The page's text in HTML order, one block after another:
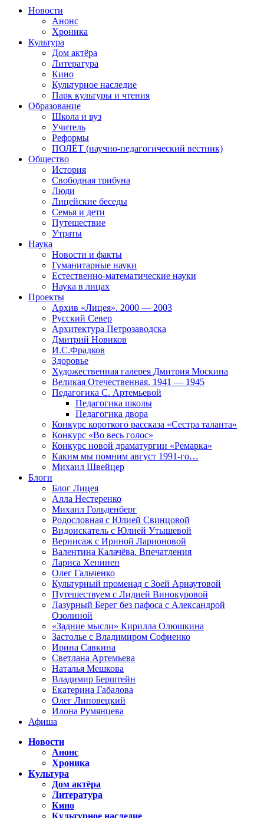
Новости
Анонс
Хроника
Культура
Дом актёра
Литература
Кино
Культурное наследие
Парк культуры и чтения
Образование
Школа и вуз
Учитель
Реформы
ПОЛЁТ (научно-педагогический вестник)
Общество
История
Свободная трибуна
Люди
Лицейские беседы
Семья и дети
Путешествие
Утраты
Наука
Новости и факты
Гуманитарные науки
Естественно-математические науки
Наука в лицах
Проекты
Архив «Лицея». 2000 — 2003
Русский Север
Архитектура Петрозаводска
Дмитрий Новиков
И.С.Фрадков
Здоровье
Художественная галерея Дмитрия Москина
Великая Отечественная. 1941 — 1945
Педагогика С. Артемьевой
Педагогика школы
Педагогика двора
Конкурс короткого рассказа «Сестра таланта»
Конкурс «Во весь голос»
Конкурс новой драматургии «Ремарка»
Каким мы помним август 1991-го…
Михаил Швейцер
Блоги
Блог Лицея
Алла Нестеренко
Михаил Гольденберг
Родословная с Юлией Свинцовой
Видоискатель с Юлией Утышевой
Вернисаж с Ириной Ларионовой
Валентина Калачёва. Впечатления
Лариса Хенинен
Олег Гальченко
Культурный променад с Зоей Арнаутовой
Путешествуем с Лидией Винокуровой
Лазурный Берег без пафоса с Александрой
Озолиной
«Задние мысли» Кирилла Олюшкина
Застолье с Владимиром Софиенко
Ирина Савкина
Светлана Артемьева
Наталья Мешкова
Владимир Берштейн
Екатерина Габалова
Олег Липовецкий
Илона Румянцева
Афиша
Новости
Анонс
Хроника
Культура
Дом актёра
Литература
Кино